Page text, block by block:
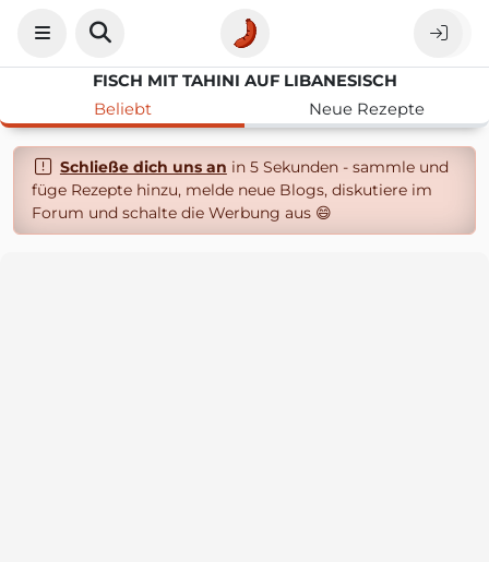
FISCH MIT TAHINI AUF LIBANESISCH
Beliebt
Neue Rezepte
Schließe dich uns an in 5 Sekunden - sammle und
füge Rezepte hinzu, melde neue Blogs, diskutiere im
Forum und schalte die Werbung aus 😄